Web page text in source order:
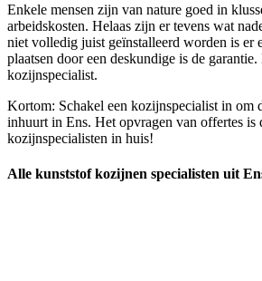
Enkele mensen zijn van nature goed in
arbeidskosten. Helaas zijn er tevens wat
niet volledig juist geïnstalleerd worden is er
plaatsen door een deskundige is de
kozijnspecialist.
Kortom: Schakel een kozijnspecialist in om
inhuurt in Ens. Het opvragen van offertes is
kozijnspecialisten in huis!
Alle kunststof kozijnen specialisten uit